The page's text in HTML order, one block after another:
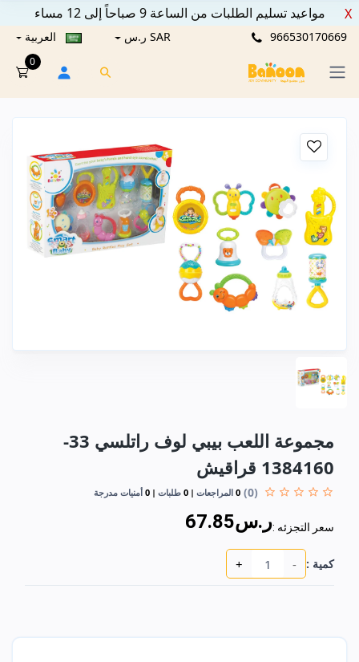
مواعيد تسليم الطلبات من الساعة 9 صباحاً إلى 12 مساء X
966530170669 SAR ر.س العربية
0
مجموعة اللعب بيبي لوف راتلسي 33-
1384160 قراقيش
(0)
0 المراجعات 0 طلبات 0 أمنيات مدرجة
سعر التجزئه :ر.س67.85
كمية : -
+